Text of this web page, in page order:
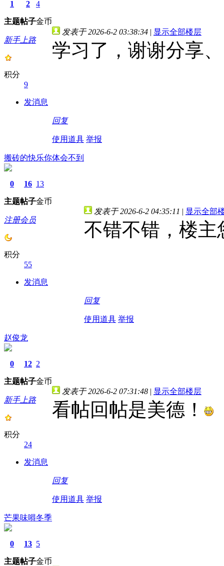
1
主题
2
帖子
4
金币
新手上路
积分
9
发消息
发表于 2026-6-2 03:38:34 | 显示全部楼层
学习了，谢谢分享
回复
使用道具 举报
搬砖的快乐你体会不到
0
主题
16
帖子
13
金币
注册会员
积分
55
发消息
发表于 2026-6-2 04:35:11 | 显示全部
不错不错，楼
回复
使用道具 举报
赵俊龙
0
主题
12
帖子
2
金币
新手上路
积分
24
发消息
发表于 2026-6-2 07:31:48 | 显示全部楼层
看帖回帖是美德！
回复
使用道具 举报
芒果味嘚冬季
0
主题
13
帖子
5
金币